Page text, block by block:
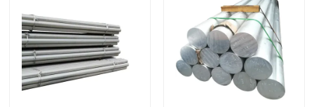
فيديوهات
حولنا
جولة في المصنع